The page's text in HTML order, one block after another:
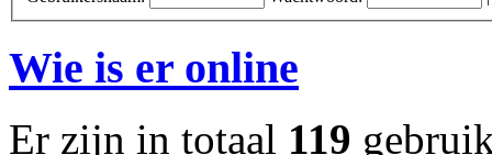
Wie is er online
Er zijn in totaal 119